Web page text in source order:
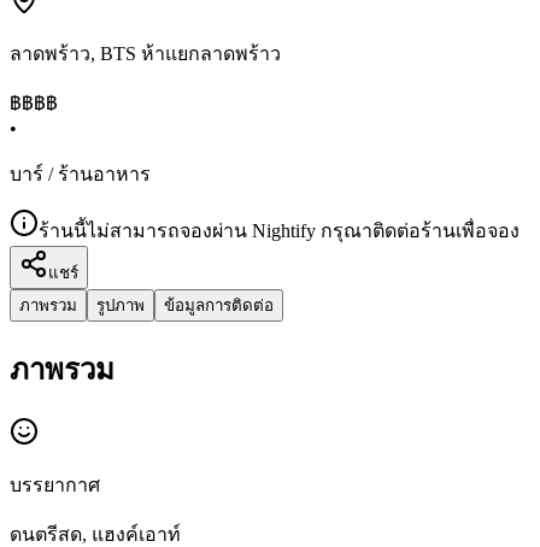
ลาดพร้าว, BTS ห้าแยกลาดพร้าว
฿฿฿฿
•
บาร์ / ร้านอาหาร
ร้านนี้ไม่สามารถจองผ่าน Nightify กรุณาติดต่อร้านเพื่อจอง
แชร์
ภาพรวม
รูปภาพ ข้อมูลการติดต่อ
ภาพรวม
บรรยากาศ
ดนตรีสด, แฮงค์เอาท์